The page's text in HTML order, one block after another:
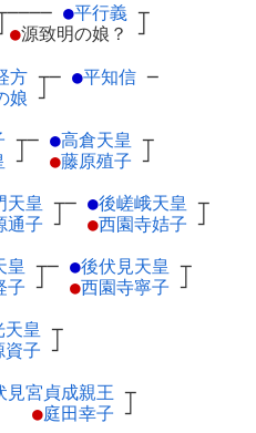
──── ●平行義 ┬
●源致明の娘？ ┘
方 ┬
娘 ┘
─ ●平知信 ─
┬
┘
─ ●高倉天皇 ┬
●藤原殖子 ┘
天皇 ┬
通子 ┘
─ ●後嵯峨天皇 ┬
●西園寺姞子 ┘
皇 ┬
子 ┘
─ ●後伏見天皇 ┬
●西園寺寧子 ┘
天皇 ┬
資子 ┘
見宮貞成親王 ┬
●庭田幸子 ┘